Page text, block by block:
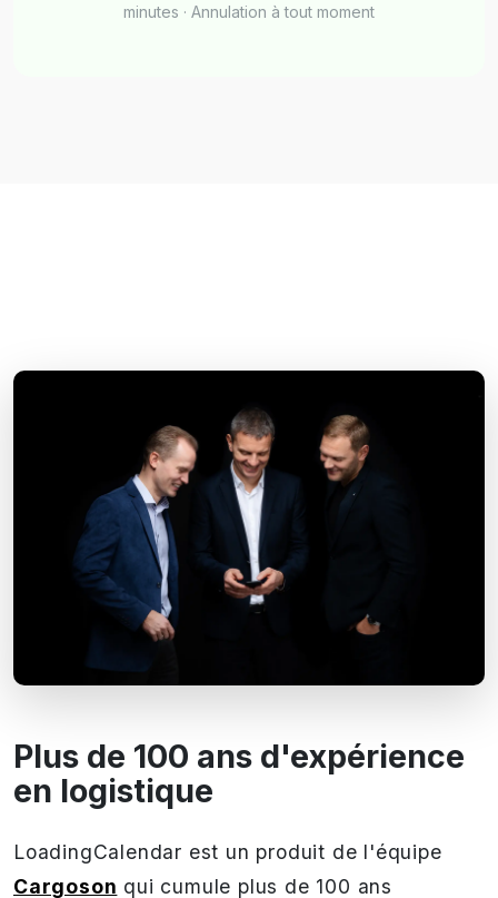
minutes · Annulation à tout moment
Plus de 100 ans d'expérience
en logistique
LoadingCalendar est un produit de l'équipe
Cargoson qui cumule plus de 100 ans